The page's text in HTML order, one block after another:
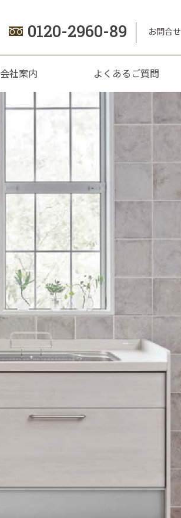
0120-2960-89 お問合せ
会社案内 よくあるご質問